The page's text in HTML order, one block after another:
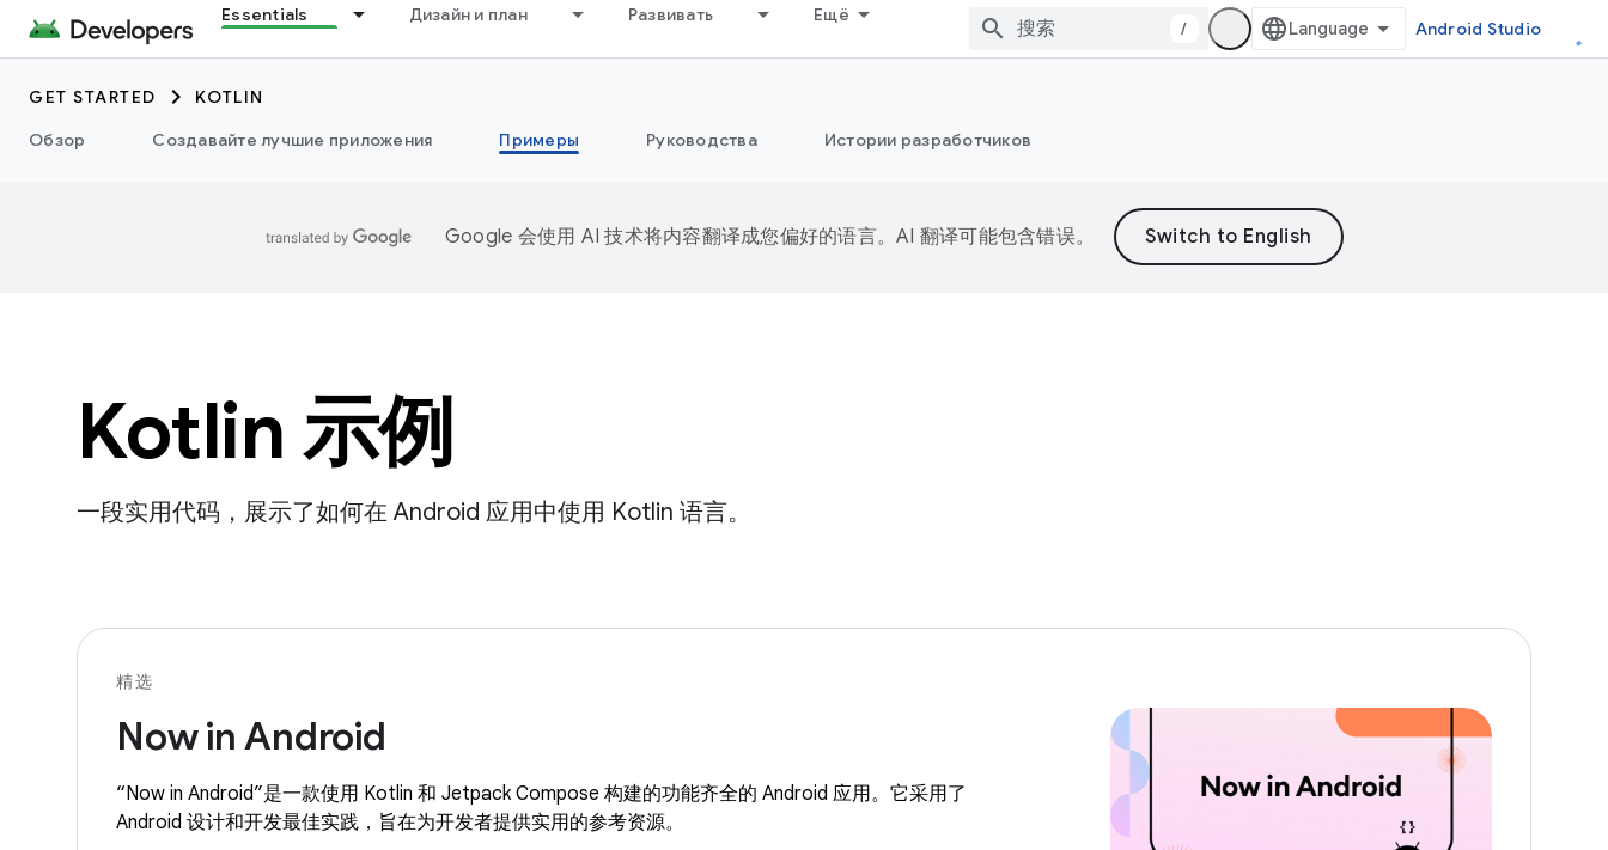
Essentials Дизайн и план Развивать Ещё
/ Android Studio
GET STARTED
KOTLIN
Обзор
Создавайте лучшие приложения Примеры Руководства Истории разработчиков
Google 会使用 AI 技术将内容翻译成您偏好的语言。AI 翻译可能包含错误。
Kotlin 示例
一段实用代码，展示了如何在 Android 应用中使用 Kotlin 语言。
精选
Now in Android
“Now in Android”是一款使用 Kotlin 和 Jetpack Compose 构建的功能齐全的 Android 应用。它采用了
Android 设计和开发最佳实践，旨在为开发者提供实用的参考资源。